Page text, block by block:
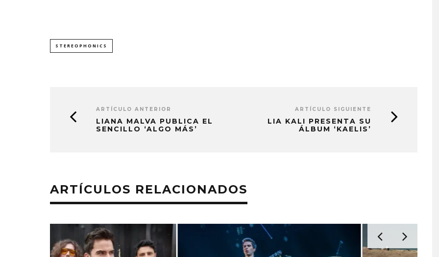
STEREOPHONICS
ARTÍCULO ANTERIOR
LIANA MALVA PUBLICA EL
SENCILLO ‘ALGO MÁS’
ARTÍCULO SIGUIENTE
LIA KALI PRESENTA SU
ÁLBUM ‘KAELIS’
ARTÍCULOS RELACIONADOS